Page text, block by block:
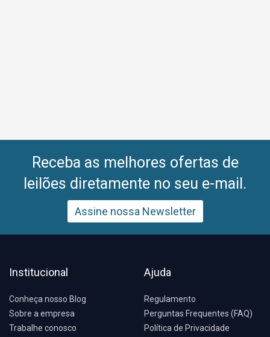
Receba as melhores ofertas de
leilões diretamente no seu e-mail.
Assine nossa Newsletter
Institucional
Conheça nosso Blog
Sobre a empresa
Trabalhe conosco
Ajuda
Regulamento
Perguntas Frequentes (FAQ)
Política de Privacidade